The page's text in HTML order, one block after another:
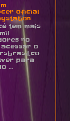
oficial
tem mais
no
o
para
...